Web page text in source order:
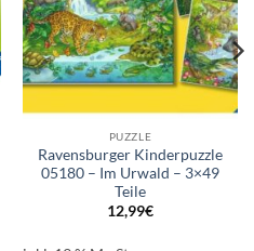
PUZZLE
Ravensburger Kinderpuzzle
05180 – Im Urwald – 3×49
Teile
12,99€